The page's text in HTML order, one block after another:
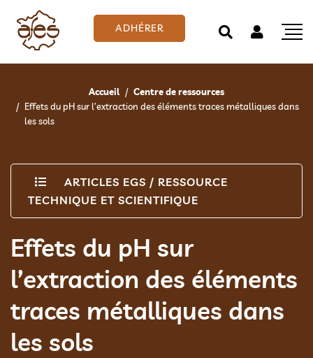
ADHÉRER
Accueil
Centre de ressources
Effets du pH sur l’extraction des éléments traces métalliques dans
les sols
ARTICLES EGS / RESSOURCE
TECHNIQUE ET SCIENTIFIQUE
Effets du pH sur
l’extraction des éléments
traces métalliques dans
les sols